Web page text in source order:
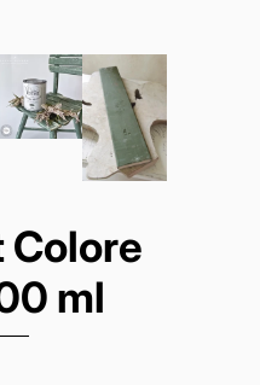
Colore
ml